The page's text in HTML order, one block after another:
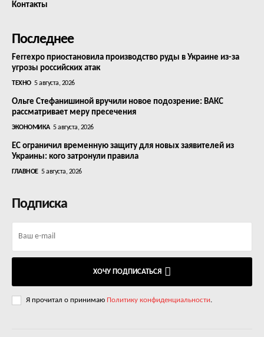
Контакты
Последнее
Ferrexpo приостановила производство руды в Украине из-за
угрозы российских атак
ТЕХНО 5 августа, 2026
Ольге Стефанишиной вручили новое подозрение: ВАКС
рассматривает меру пресечения
ЭКОНОМИКА 5 августа, 2026
ЕС ограничил временную защиту для новых заявителей из
Украины: кого затронули правила
ГЛАВНОЕ 5 августа, 2026
Подписка
ХОЧУ ПОДПИСАТЬСЯ
Я прочитал о принимаю Политику конфиденциальности.